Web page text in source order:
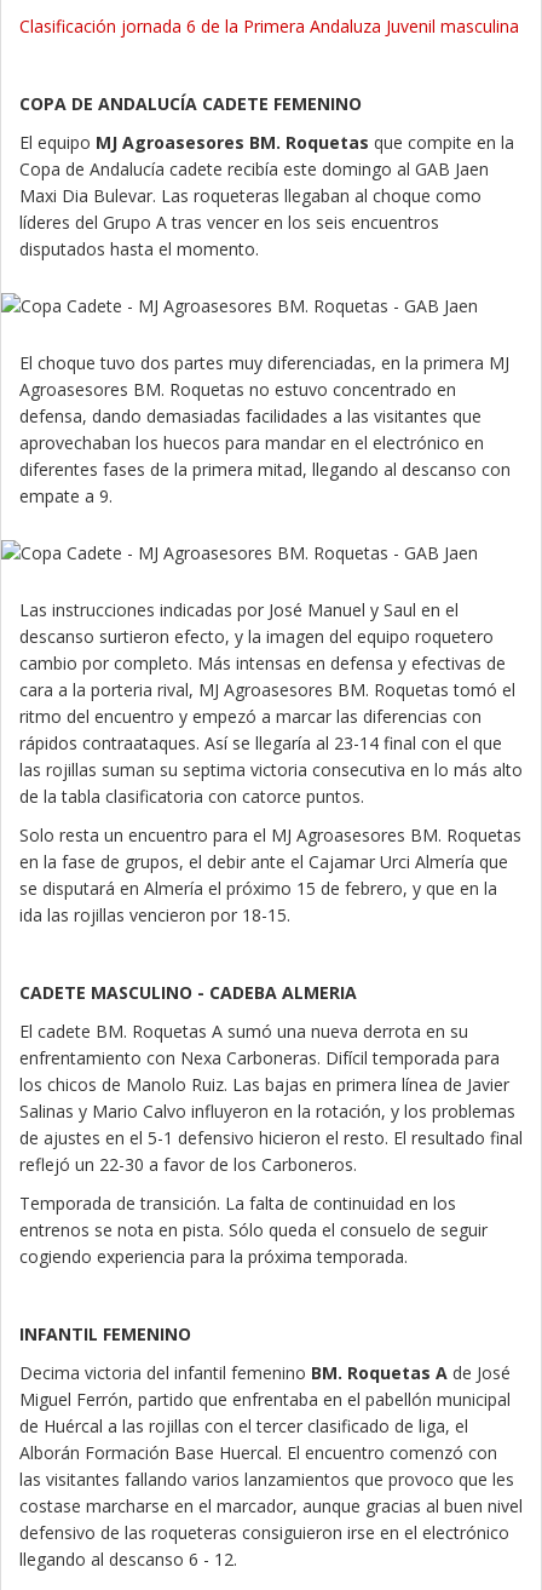
Clasificación jornada 6 de la Primera Andaluza Juvenil masculina
COPA DE ANDALUCÍA CADETE FEMENINO
El equipo MJ Agroasesores BM. Roquetas que compite en la
Copa de Andalucía cadete recibía este domingo al GAB Jaen
Maxi Dia Bulevar. Las roqueteras llegaban al choque como
líderes del Grupo A tras vencer en los seis encuentros
disputados hasta el momento.
El choque tuvo dos partes muy diferenciadas, en la primera MJ
Agroasesores BM. Roquetas no estuvo concentrado en
defensa, dando demasiadas facilidades a las visitantes que
aprovechaban los huecos para mandar en el electrónico en
diferentes fases de la primera mitad, llegando al descanso con
empate a 9.
Las instrucciones indicadas por José Manuel y Saul en el
descanso surtieron efecto, y la imagen del equipo roquetero
cambio por completo. Más intensas en defensa y efectivas de
cara a la porteria rival, MJ Agroasesores BM. Roquetas tomó el
ritmo del encuentro y empezó a marcar las diferencias con
rápidos contraataques. Así se llegaría al 23-14 final con el que
las rojillas suman su septima victoria consecutiva en lo más alto
de la tabla clasificatoria con catorce puntos.
Solo resta un encuentro para el MJ Agroasesores BM. Roquetas
en la fase de grupos, el debir ante el Cajamar Urci Almería que
se disputará en Almería el próximo 15 de febrero, y que en la
ida las rojillas vencieron por 18-15.
CADETE MASCULINO - CADEBA ALMERIA
El cadete BM. Roquetas A sumó una nueva derrota en su
enfrentamiento con Nexa Carboneras. Difícil temporada para
los chicos de Manolo Ruiz. Las bajas en primera línea de Javier
Salinas y Mario Calvo influyeron en la rotación, y los problemas
de ajustes en el 5-1 defensivo hicieron el resto. El resultado final
reflejó un 22-30 a favor de los Carboneros.
Temporada de transición. La falta de continuidad en los
entrenos se nota en pista. Sólo queda el consuelo de seguir
cogiendo experiencia para la próxima temporada.
INFANTIL FEMENINO
Decima victoria del infantil femenino BM. Roquetas A de José
Miguel Ferrón, partido que enfrentaba en el pabellón municipal
de Huércal a las rojillas con el tercer clasificado de liga, el
Alborán Formación Base Huercal. El encuentro comenzó con
las visitantes fallando varios lanzamientos que provoco que les
costase marcharse en el marcador, aunque gracias al buen nivel
defensivo de las roqueteras consiguieron irse en el electrónico
llegando al descanso 6 - 12.